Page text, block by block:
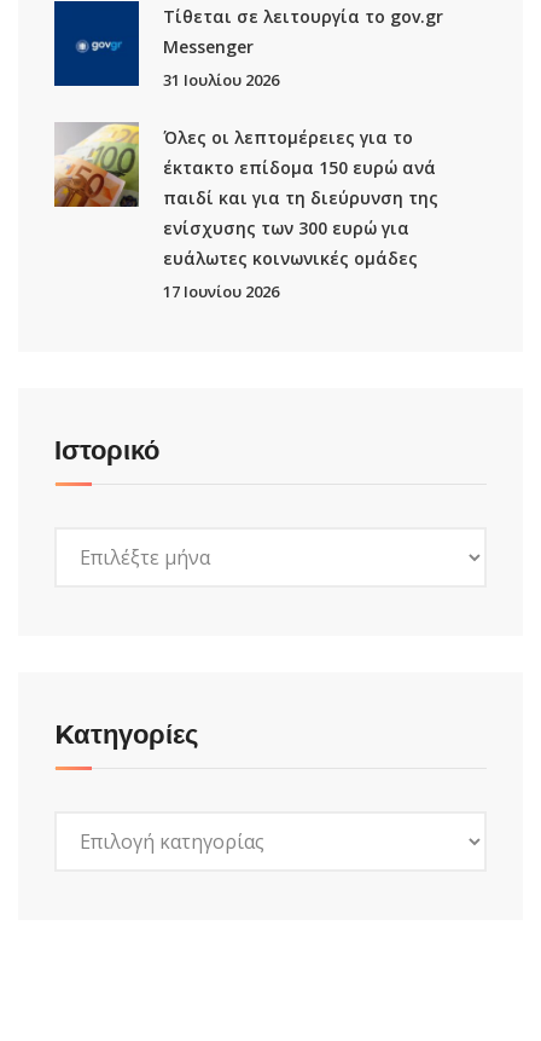
Τίθεται σε λειτουργία το gov.gr
Μessenger
31 Ιουλίου 2026
Όλες οι λεπτομέρειες για το
έκτακτο επίδομα 150 ευρώ ανά
παιδί και για τη διεύρυνση της
ενίσχυσης των 300 ευρώ για
ευάλωτες κοινωνικές ομάδες
17 Ιουνίου 2026
Ιστορικό
Kατηγορίες